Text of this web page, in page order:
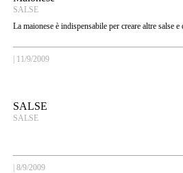
SALSE
La maionese è indispensabile per creare altre salse
11/9/2009
SALSE
SALSE
8/9/2009